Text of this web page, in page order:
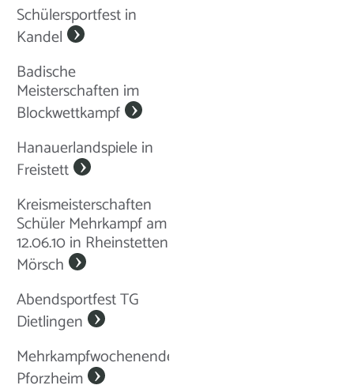
Schülersportfest in
Kandel
Badische
Meisterschaften im
Blockwettkampf
Hanauerlandspiele in
Freistett
Kreismeisterschaften
Schüler Mehrkampf am
12.06.10 in Rheinstetten
Mörsch
Abendsportfest TG
Dietlingen
Mehrkampfwochenende
Pforzheim